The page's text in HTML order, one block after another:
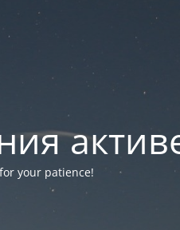
your patience!